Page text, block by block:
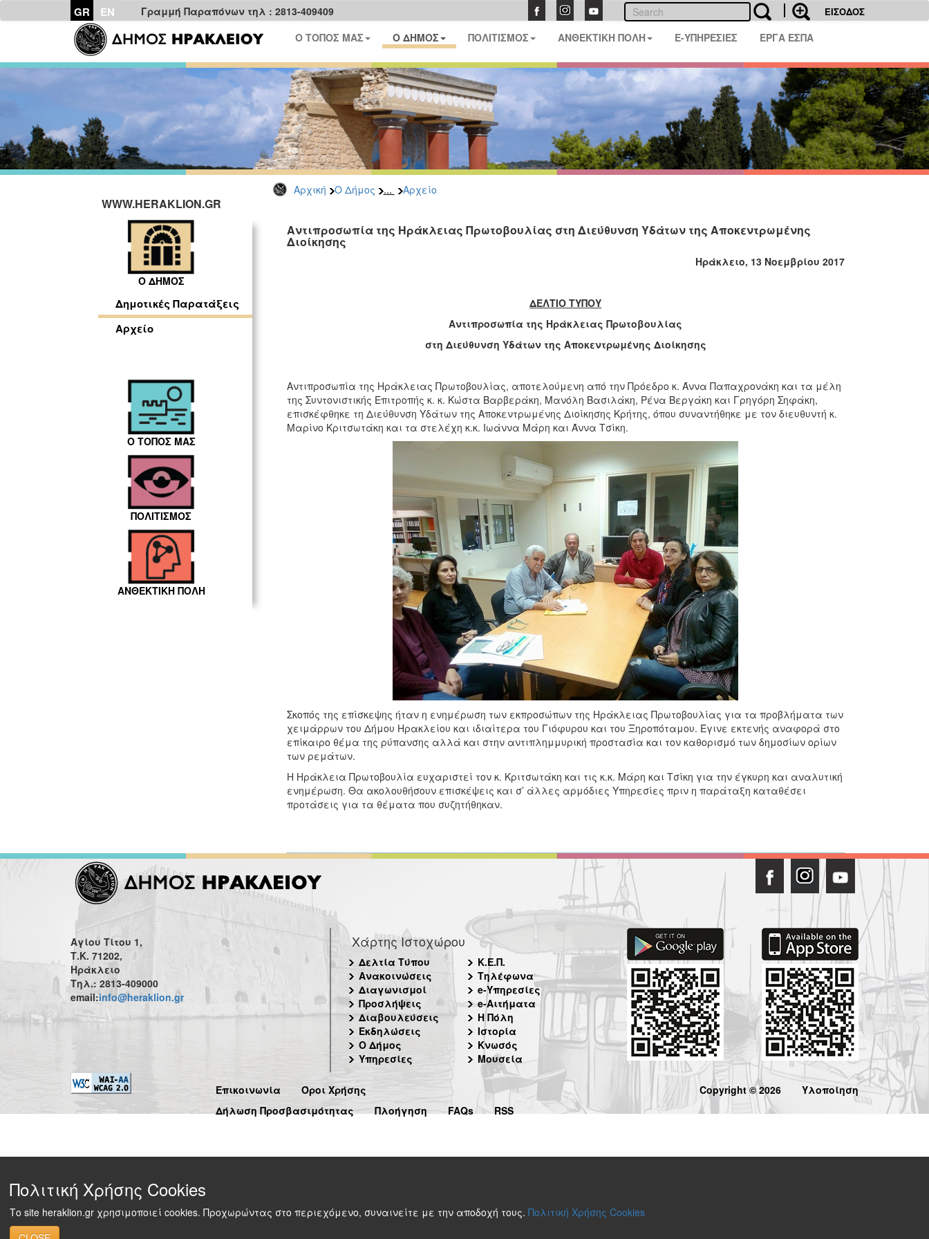
GR EN Γραμμή Παραπόνων τηλ : 2813-409409 ΕΙΣΟΔΟΣ
Ο ΤΟΠΟΣ ΜΑΣ Ο ΔΗΜΟΣ ΠΟΛΙΤΙΣΜΟΣ ΑΝΘΕΚΤΙΚΗ ΠΟΛΗ E-ΥΠΗΡΕΣΙΕΣ ΕΡΓΑ ΕΣΠΑ
Αρχική Ο Δήμος ... Αρχείο
WWW.HERAKLION.GR
Ο ΔΗΜΟΣ
Δημοτικές Παρατάξεις
Αρχείο
Ο ΤΟΠΟΣ ΜΑΣ
ΠΟΛΙΤΙΣΜΟΣ
ΑΝΘΕΚΤΙΚΗ ΠΟΛΗ
Αντιπροσωπία της Ηράκλειας Πρωτοβουλίας στη Διεύθυνση Υδάτων της Αποκεντρωμένης
Διοίκησης
Ηράκλειο, 13 Νοεμβρίου 2017
ΔΕΛΤΙΟ ΤΥΠΟΥ
Αντιπροσωπία της Ηράκλειας Πρωτοβουλίας
στη Διεύθυνση Υδάτων της Αποκεντρωμένης Διοίκησης
Αντιπροσωπία της Ηράκλειας Πρωτοβουλίας, αποτελούμενη από την Πρόεδρο κ. Άννα Παπαχρονάκη και τα μέλη
της Συντονιστικής Επιτροπής κ. κ. Κώστα Βαρβεράκη, Μανόλη Βασιλάκη, Ρένα Βεργάκη και Γρηγόρη Σηφάκη,
επισκέφθηκε τη Διεύθυνση Υδάτων της Αποκεντρωμένης Διοίκησης Κρήτης, όπου συναντήθηκε με τον διευθυντή κ.
Μαρίνο Κριτσωτάκη και τα στελέχη κ.κ. Ιωάννα Μάρη και Άννα Τσίκη.
Σκοπός της επίσκεψης ήταν η ενημέρωση των εκπροσώπων της Ηράκλειας Πρωτοβουλίας για τα προβλήματα των
χειμάρρων του Δήμου Ηρακλείου και ιδιαίτερα του Γιόφυρου και του Ξηροπόταμου. Έγινε εκτενής αναφορά στο
επίκαιρο θέμα της ρύπανσης αλλά και στην αντιπλημμυρική προστασία και τον καθορισμό των δημοσίων ορίων
των ρεμάτων.
Η Ηράκλεια Πρωτοβουλία ευχαριστεί τον κ. Κριτσωτάκη και τις κ.κ. Μάρη και Τσίκη για την έγκυρη και αναλυτική
ενημέρωση. Θα ακολουθήσουν επισκέψεις και σ’ άλλες αρμόδιες Υπηρεσίες πριν η παράταξη καταθέσει
προτάσεις για τα θέματα που συζητήθηκαν.
Αγίου Τίτου 1,
Τ.Κ. 71202,
Ηράκλειο
Τηλ.: 2813-409000
email:info@heraklion.gr
Χάρτης Ιστοχώρου
Δελτία Τύπου
Ανακοινώσεις
Διαγωνισμοί
Προσλήψεις
Διαβουλεύσεις
Εκδηλώσεις
Ο Δήμος
Υπηρεσίες
Κ.Ε.Π.
Τηλέφωνα
e-Υπηρεσίες
e-Αιτήματα
Η Πόλη
Ιστορία
Κνωσός
Μουσεία
Επικοινωνία
Όροι Χρήσης
Δήλωση Προσβασιμότητας
Πλοήγηση FAQs RSS
Copyright © 2026 Υλοποίηση
Πολιτική Χρήσης Cookies
Το site heraklion.gr χρησιμοποιεί cookies. Προχωρώντας στο περιεχόμενο, συναινείτε με την αποδοχή τους. Πολιτική Χρήσης Cookies